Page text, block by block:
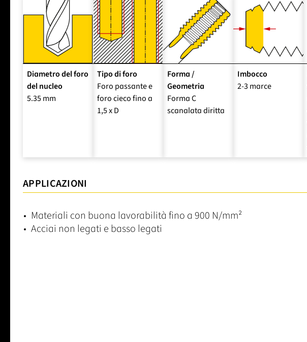
Diametro del foro
del nucleo
5.35 mm
Tipo di foro
Foro passante e
foro cieco fino a
1,5 x D
Forma /
Geometria
Forma C
scanalata diritta
Imbocco
2-3 marce
APPLICAZIONI
Materiali con buona lavorabilità fino a 900 N/mm²
Acciai non legati e basso legati